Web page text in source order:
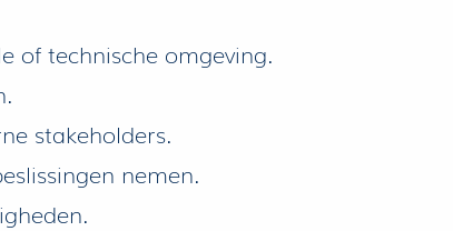
technische omgeving.
stakeholders.
nemen.